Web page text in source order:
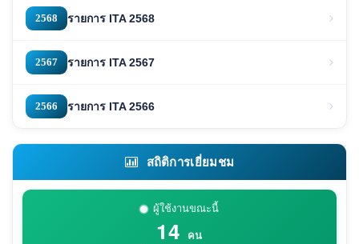
2568 รายการ ITA 2568
2567 รายการ ITA 2567
2566 รายการ ITA 2566
สถิติการเยี่ยมชม
ผู้ใช้งานขณะนี้
14 คน